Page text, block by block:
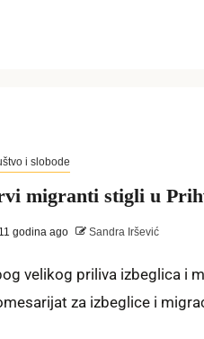
i slobode
migranti stigli u
11 godina ago Sandra Iršević
velikog priliva izbeglica i
za izbeglice i